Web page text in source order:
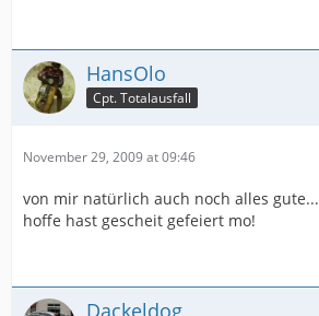
HansOlo
Cpt. Totalausfall
November 29, 2009 at 09:46
von mir natürlich auch noch alles gute...
hoffe hast gescheit gefeiert mo!
Dackeldog